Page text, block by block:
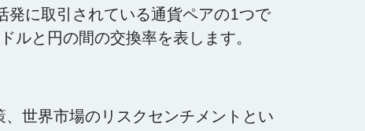
発に取引されている通貨ペアの1つで
ルと円の間の交換率を表します。
世界市場のリスクセンチメントとい